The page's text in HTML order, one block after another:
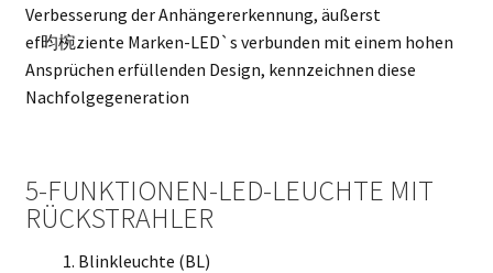
Verbesserung der Anhängererkennung, äußerst
ef昀椀ziente Marken-LED`s verbunden mit einem hohen
Ansprüchen erfüllenden Design, kennzeichnen diese
Nachfolgegeneration
5-FUNKTIONEN-LED-LEUCHTE MIT
RÜCKSTRAHLER
Blinkleuchte (BL)